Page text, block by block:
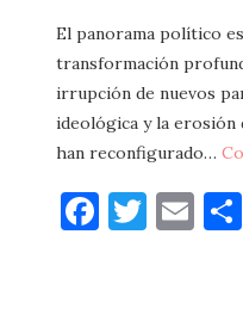
El panorama político
transformación
irrupción de nuevos
ideológica y la erosión
han reconfigurado…
Facebook